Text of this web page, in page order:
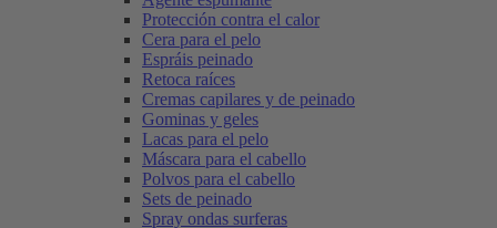
Protección contra el calor
Cera para el pelo
Espráis peinado
Retoca raíces
Cremas capilares y de peinado
Gominas y geles
Lacas para el pelo
Máscara para el cabello
Polvos para el cabello
Sets de peinado
Spray ondas surferas